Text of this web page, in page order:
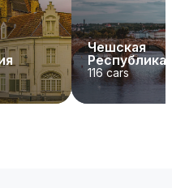
Чешская
Республика
116cars